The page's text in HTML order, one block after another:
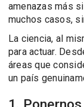
amenazas más
muchos casos,
La ciencia, al
para actuar.
áreas que
un país